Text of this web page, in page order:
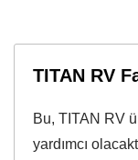
TITAN RV
Bu, TITAN RV
yardımcı